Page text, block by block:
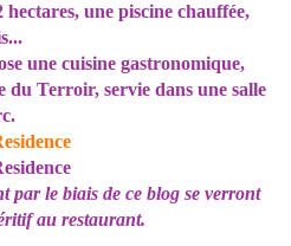
une piscine chauffée,
une cuisine gastronomique,
du Terroir, servie dans une salle
par le biais de ce blog se verront
au restaurant.